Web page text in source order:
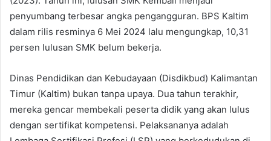
penyumbang terbesar angka pengangguran. BPS Kaltim
dalam rilis resminya 6 Mei 2024 lalu mengungkap, 10,31
persen lulusan SMK belum bekerja.
Dinas Pendidikan dan Kebudayaan (Disdikbud) Kalimantan
Timur (Kaltim) bukan tanpa upaya. Dua tahun terakhir,
mereka gencar membekali peserta didik yang akan lulus
dengan sertifikat kompetensi. Pelaksananya adalah